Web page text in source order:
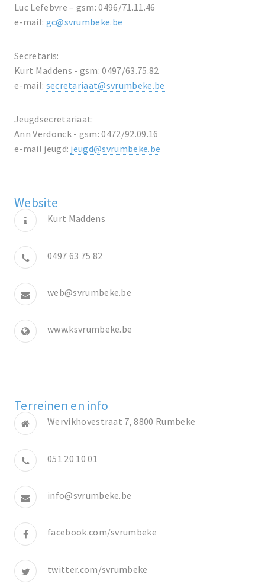
Luc Lefebvre – gsm: 0496/71.11.46
e-mail: gc@svrumbeke.be
Secretaris:
Kurt Maddens - gsm: 0497/63.75.82
e-mail: secretariaat@svrumbeke.be
Jeugdsecretariaat:
Ann Verdonck - gsm: 0472/92.09.16
e-mail jeugd: jeugd@svrumbeke.be
Website
Kurt Maddens
0497 63 75 82
web@svrumbeke.be
www.ksvrumbeke.be
Terreinen en info
Wervikhovestraat 7, 8800 Rumbeke
051 20 10 01
info@svrumbeke.be
facebook.com/svrumbeke
twitter.com/svrumbeke